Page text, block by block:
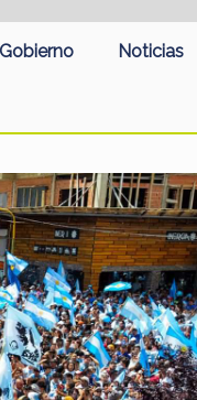
Gobierno Noticias